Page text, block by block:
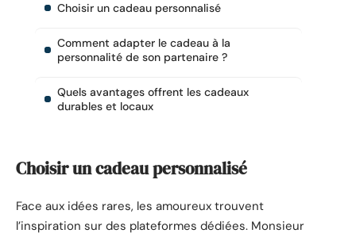
Choisir un cadeau personnalisé
Comment adapter le cadeau à la
personnalité de son partenaire ?
Quels avantages offrent les cadeaux
durables et locaux
Choisir un cadeau personnalisé
Face aux idées rares, les amoureux trouvent
l’inspiration sur des plateformes dédiées. Monsieur